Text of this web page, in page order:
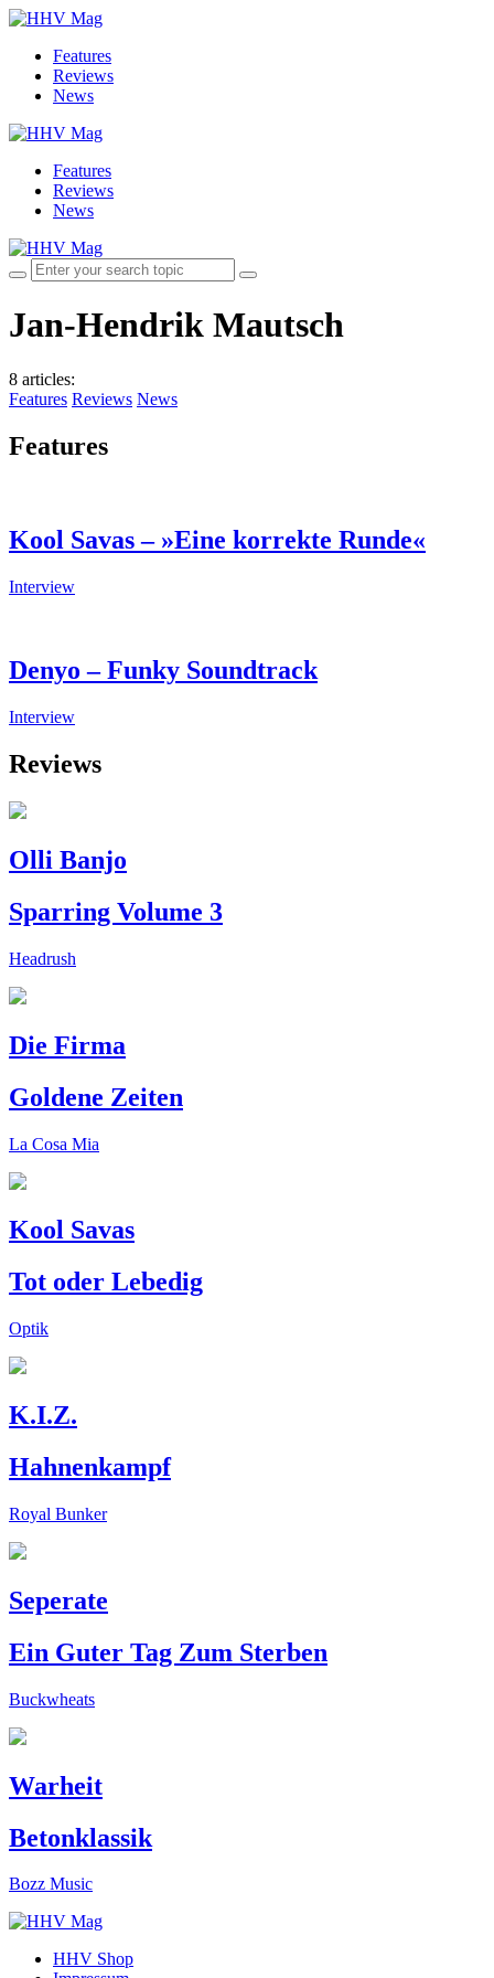
Features
Reviews
News
Features
Reviews
News
Jan-Hendrik Mautsch
8 articles:
Features Reviews News
Features
Kool Savas – »Eine korrekte Runde«
Interview
Denyo – Funky Soundtrack
Interview
Reviews
Olli Banjo
Sparring Volume 3
Headrush
Die Firma
Goldene Zeiten
La Cosa Mia
Kool Savas
Tot oder Lebedig
Optik
K.I.Z.
Hahnenkampf
Royal Bunker
Seperate
Ein Guter Tag Zum Sterben
Buckwheats
Warheit
Betonklassik
Bozz Music
HHV Shop